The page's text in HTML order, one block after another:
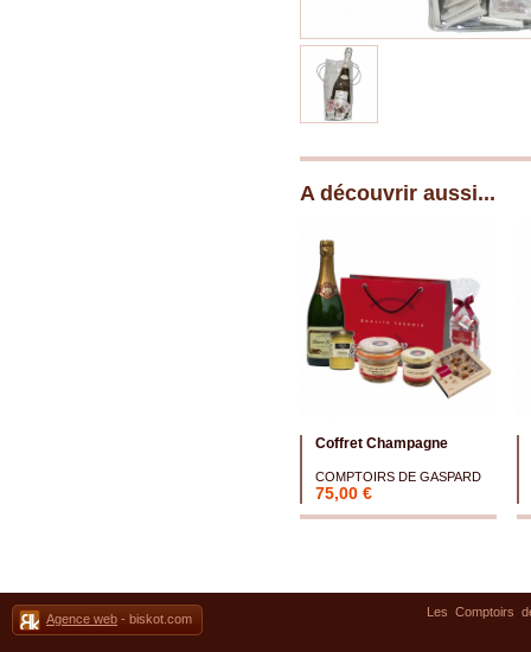
A découvrir aussi...
Coffret Champagne
COMPTOIRS DE GASPARD
75,00 €
Agence web - biskot.com Les Comptoirs